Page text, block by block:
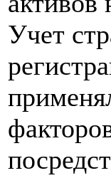
Учет